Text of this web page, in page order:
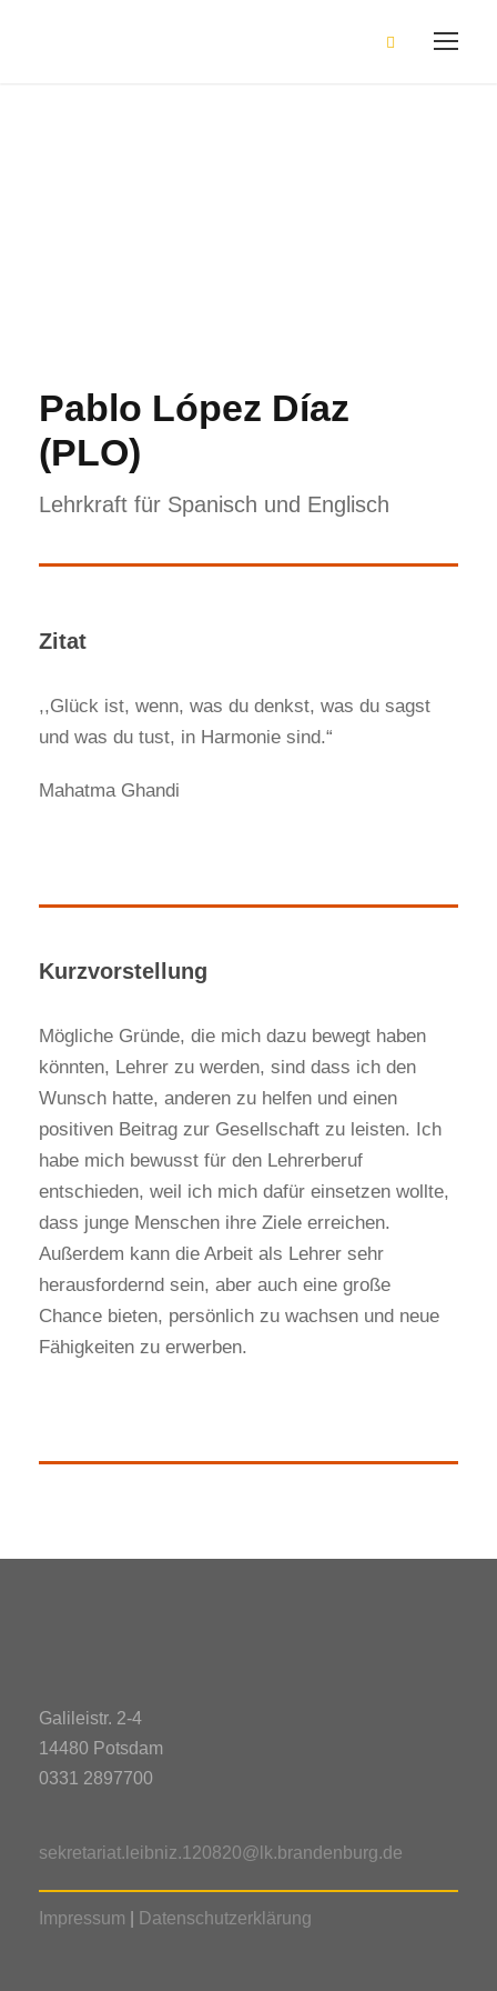
Pablo López Díaz
(PLO)
Lehrkraft für Spanisch und Englisch
Zitat
,,Glück ist, wenn, was du denkst, was du sagst
und was du tust, in Harmonie sind.“
Mahatma Ghandi
Kurzvorstellung
Mögliche Gründe, die mich dazu bewegt haben
könnten, Lehrer zu werden, sind dass ich den
Wunsch hatte, anderen zu helfen und einen
positiven Beitrag zur Gesellschaft zu leisten. Ich
habe mich bewusst für den Lehrerberuf
entschieden, weil ich mich dafür einsetzen wollte,
dass junge Menschen ihre Ziele erreichen.
Außerdem kann die Arbeit als Lehrer sehr
herausfordernd sein, aber auch eine große
Chance bieten, persönlich zu wachsen und neue
Fähigkeiten zu erwerben.
Galileistr. 2-4
14480 Potsdam
0331 2897700
sekretariat.leibniz.120820@lk.brandenburg.de
Impressum Datenschutzerklärung